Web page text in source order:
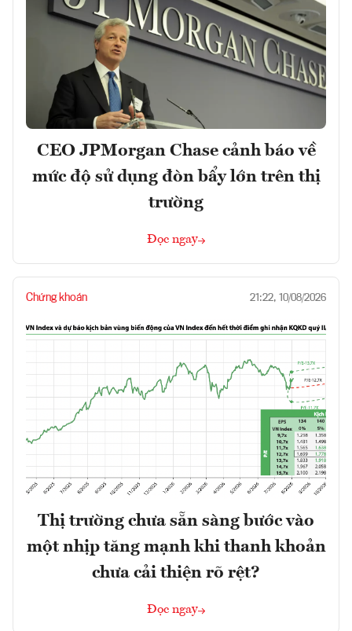
CEO JPMorgan Chase cảnh báo về
mức độ sử dụng đòn bẩy lớn trên thị
trường
Đọc ngay
Chứng khoán 21:22, 10/08/2026
Thị trường chưa sẵn sàng bước vào
một nhịp tăng mạnh khi thanh khoản
chưa cải thiện rõ rệt?
Đọc ngay